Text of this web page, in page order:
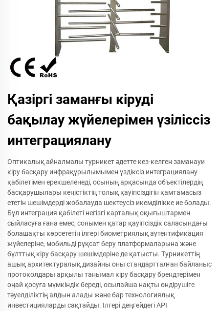
Қазіргі заманғы кіруді
бақылау жүйелерімен үзіліссіз
интеграциялану
Оптикалық айналмалы турникет әдетте кез-келген заманауи
кіру басқару инфрақұрылымымен үздіксіз интеграциялану
қабілетімен ерекшеленеді, осының арқасында объектілердің
басқарушылары кеңістіктің толық қауіпсіздігін қамтамасыз
ететін шешімдерді жобалауда шектеусіз икемділікке ие болады.
Бұл интеграция қабілеті негізгі карталық оқығыштармен
сыйласуға ғана емес, сонымен қатар қауіпсіздік саласындағы
болашақты көрсететін ілгері биометриялық аутентификация
жүйелеріне, мобильді рұқсат беру платформаларына және
бұлттық кіру басқару шешімдеріне де қатысты. Турникеттің
ашық архитектуралық дизайны оны стандартталған байланыс
протоколдары арқылы танымал кіру басқару брендтерімен
оңай қосуға мүмкіндік береді, осылайша нақты өндірушіге
тәуелділіктің алдын алады және бар технологиялық
инвестицияларды сақтайды. Ілгері деңгейдегі API